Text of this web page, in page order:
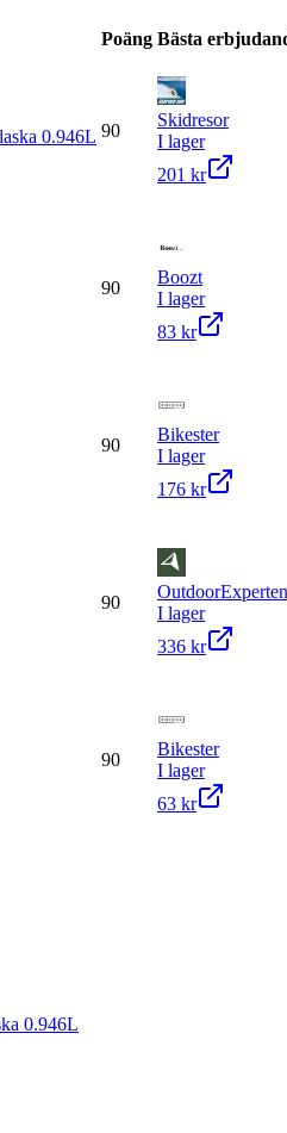
Poäng Bästa
0.946L 90
Skidresor
I lager
201 kr
90
Boozt
I lager
83 kr
90
Bikester
I lager
176 kr
90
OutdoorExperten
I lager
336 kr
90
Bikester
I lager
63 kr
0.946L